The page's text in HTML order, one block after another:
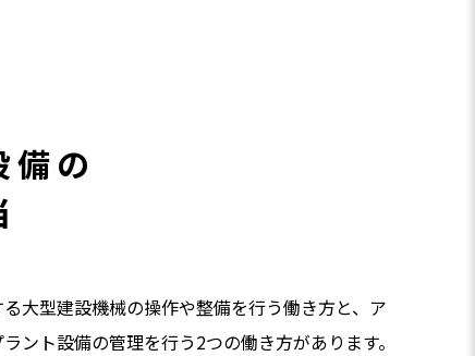
備の
大型建設機械の操作や整備を行う働き方と、ア
ント設備の管理を行う2つの働き方があります。